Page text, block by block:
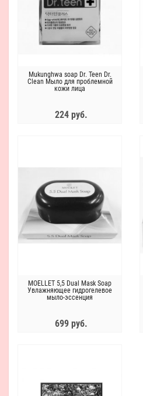
Mukunghwa soap Dr. Teen Dr.
Clean Мыло для проблемной
кожи лица
224 руб.
MOELLET 5,5 Dual Mask Soap
Увлажняющее гидрогелевое
мыло-эссенция
699 руб.